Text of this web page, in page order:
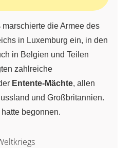
marschierte die Armee des
in Luxemburg ein, in den
in Belgien und Teilen
zahlreiche
Entente-Mächte, allen
und Großbritannien.
begonnen.